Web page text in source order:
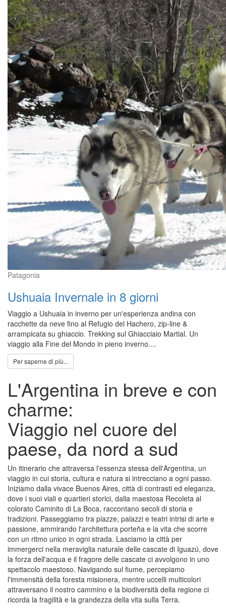
Patagonia
Ushuaia Invernale in 8 giorni
Viaggio a Ushuaia in inverno per un'esperienza andina con
racchette da neve fino al Refugio del Hachero, zip-line &
arrampicata su ghiaccio. Trekking sul Ghiacciaio Martial. Un
viaggio alla Fine del Mondo in pieno inverno....
Per saperne di più...
L'Argentina in breve e con
charme:
Viaggio nel cuore del
paese, da nord a sud
Un itinerario che attraversa l'essenza stessa dell'Argentina, un
viaggio in cui storia, cultura e natura si intrecciano a ogni passo.
Iniziamo dalla vivace Buenos Aires, città di contrasti ed eleganza,
dove i suoi viali e quartieri storici, dalla maestosa Recoleta al
colorato Caminito di La Boca, raccontano secoli di storia e
tradizioni. Passeggiamo tra piazze, palazzi e teatri intrisi di arte e
passione, ammirando l'architettura porteña e la vita che scorre
con un ritmo unico in ogni strada. Lasciamo la città per
immergerci nella meraviglia naturale delle cascate di Iguazú, dove
la forza dell'acqua e il fragore delle cascate ci avvolgono in uno
spettacolo maestoso. Navigando sul fiume, percepiamo
l'immensità della foresta misionera, mentre uccelli multicolori
attraversano il nostro cammino e la biodiversità della regione ci
ricorda la fragilità e la grandezza della vita sulla Terra.